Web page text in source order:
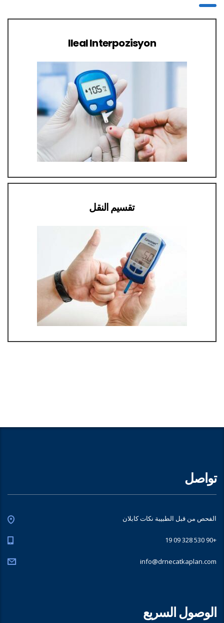
Ileal Interpozisyon
تقسيم النقل
تواصل
الفحص من قبل الطبيبة نكات كابلان
+90 530 328 09 19
info@drnecatkaplan.com
الوصول السريع